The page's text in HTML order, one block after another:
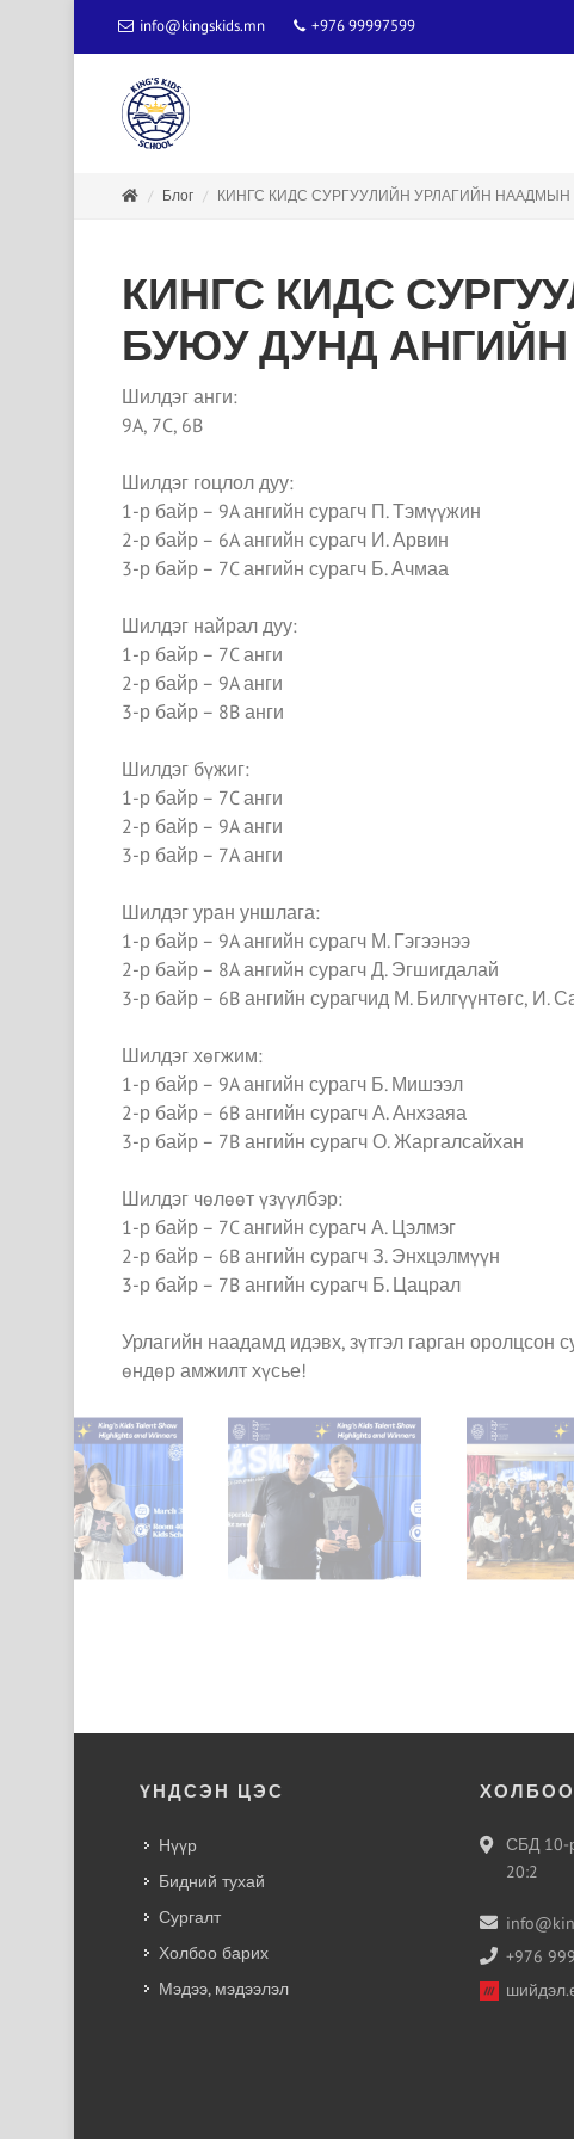
info@kingskids.mn +976 99997599
Блог КИНГС КИДС СУРГУУЛИЙН УРЛАГИЙН
КИНГС КИДС
БУЮУ ДУНД
Шилдэг анги:
9A, 7C, 6B
Шилдэг гоцлол дуу:
1-р байр – 9A ангийн сурагч П. Тэмүүжин
2-р байр – 6A ангийн сурагч И. Арвин
3-р байр – 7C ангийн сурагч Б. Ачмаа
Шилдэг найрал дуу:
1-р байр – 7C анги
2-р байр – 9A анги
3-р байр – 8B анги
Шилдэг бүжиг:
1-р байр – 7C анги
2-р байр – 9A анги
3-р байр – 7A анги
Шилдэг уран уншлага:
1-р байр – 9A ангийн сурагч М. Гэгээнээ
2-р байр – 8A ангийн сурагч Д. Эгшигдалай
3-р байр – 6B ангийн сурагчид М. Билгүүнтөгс, И.
Шилдэг хөгжим:
1-р байр – 9A ангийн сурагч Б. Мишээл
2-р байр – 6B ангийн сурагч А. Анхзаяа
3-р байр – 7B ангийн сурагч О. Жаргалсайхан
Шилдэг чөлөөт үзүүлбэр:
1-р байр – 7C ангийн сурагч А. Цэлмэг
2-р байр – 6B ангийн сурагч З. Энхцэлмүүн
3-р байр – 7B ангийн сурагч Б. Цацрал
Урлагийн наадамд идэвх, зүтгэл гарган оролцсон
өндөр амжилт хүсье!
ҮНДСЭН ЦЭС
Нүүр
Бидний тухай
Сургалт
Холбоо барих
Мэдээ, мэдээлэл
СБД 10-
20:2
+976